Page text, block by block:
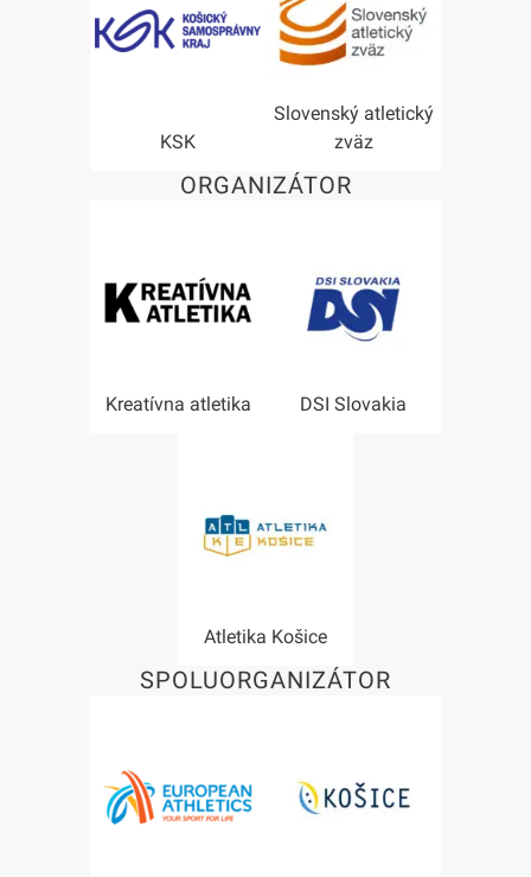
KSK
Slovenský atletický
zväz
ORGANIZÁTOR
Kreatívna atletika DSI Slovakia
Atletika Košice
SPOLUORGANIZÁTOR